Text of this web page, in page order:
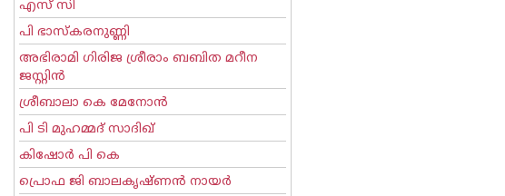
എസ് സി
പി ഭാസ്കരനുണ്ണി
അഭിരാമി ഗിരിജ ശ്രീരാം ബബിത മറീന
ജസ്റ്റിന്‍
ശ്രീബാലാ കെ മേനോന്‍
പി ടി മുഹമ്മദ് സാദിഖ്‌
കിഷോർ പി കെ
പ്രൊഫ ജി ബാലകൃഷ്ണന്‍ നായര്‍